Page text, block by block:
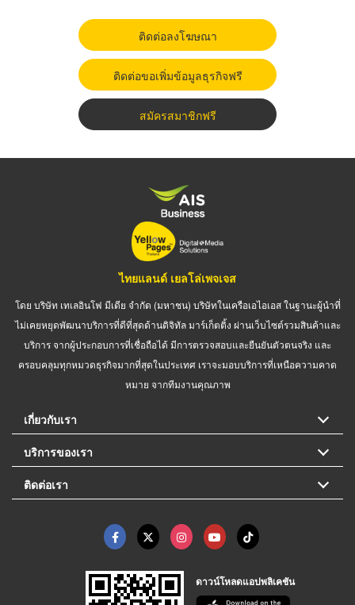
ติดต่อลงโฆษณา
ติดต่อขอเพิ่มข้อมูลธุรกิจฟรี
สมัครสมาชิกฟรี
ไทยแลนด์ เยลโล่เพจเจส
โดย บริษัท เทเลอินโฟ มีเดีย จำกัด (มหาชน) บริษัทในเครือเอไอเอส ในฐานะผู้นำที่
ไม่เคยหยุดพัฒนาบริการที่ดีที่สุดด้านดิจิทัล มาร์เก็ตติ้ง ผ่านเว็บไซต์รวมสินค้าและ
บริการ จากผู้ประกอบการที่เชื่อถือได้ มีการตรวจสอบและยืนยันตัวตนจริง และ
ครอบคลุมทุกหมวดธุรกิจมากที่สุดในประเทศ เราจะมอบบริการที่เหนือความคาด
หมาย จากทีมงานคุณภาพ
เกี่ยวกับเรา
บริการของเรา
ติดต่อเรา
ดาวน์โหลดแอปพลิเคชัน